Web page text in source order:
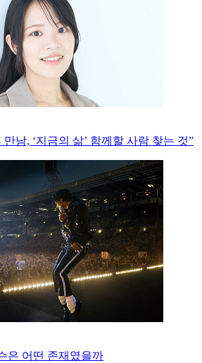
만남, ‘지금의 삶’ 함께할 사람 찾는 것”
은 어떤 존재였을까